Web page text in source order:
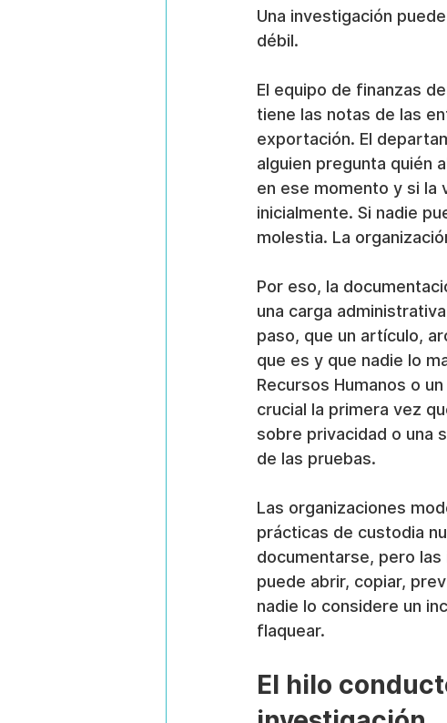
Una investigación
débil.
El equipo de finanzas
tiene las notas de las
exportación. El
alguien pregunta quién
en ese momento y si la
inicialmente. Si nadie
molestia. La
Por eso, la
una carga
paso, que un artículo,
que es y que nadie lo
Recursos Humanos o
crucial la primera vez
sobre privacidad o una
de las pruebas.
Las organizaciones
prácticas de custodia
documentarse, pero las
puede abrir, copiar,
nadie lo considere un
flaquear.
El hilo